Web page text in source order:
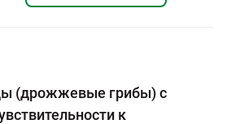
(дрожжевые грибы) с
к